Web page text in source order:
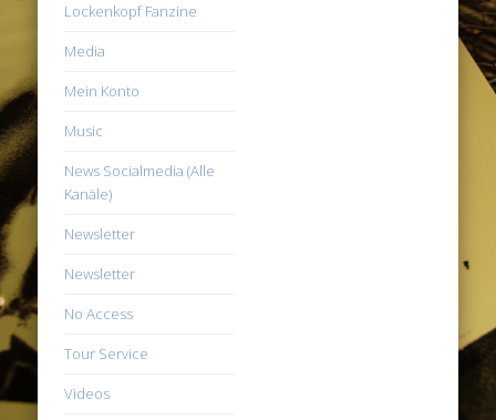
Lockenkopf Fanzine
Media
Mein Konto
Music
News Socialmedia (Alle
Kanäle)
Newsletter
Newsletter
No Access
Tour Service
Videos